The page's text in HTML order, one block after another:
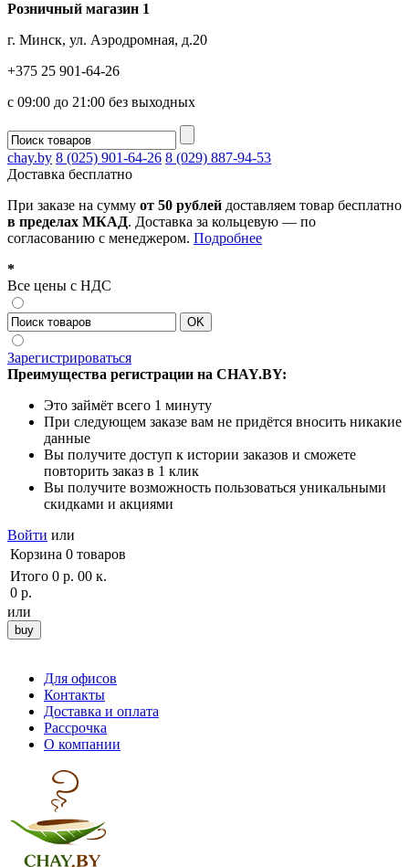
Розничный магазин 1
г. Минск, ул. Аэродромная, д.20
+375 25 901-64-26
с 09:00 до 21:00 без выходных
chay.by 8 (025) 901-64-26 8 (029) 887-94-53
Доставка бесплатно
При заказе на сумму от 50 рублей доставляем товар бесплатно
в пределах МКАД. Доставка за кольцевую — по
согласованию с менеджером. Подробнее
*
Все цены с НДС
Зарегистрироваться
Преимущества регистрации на CHAY.BY:
Это займёт всего 1 минуту
При следующем заказе вам не придётся вносить никакие
данные
Вы получите доступ к истории заказов и сможете
повторить заказ в 1 клик
Вы получите возможность пользоваться уникальными
скидками и акциями
Войти или
Корзина 0 товаров
Итого 0 р. 00 к.
0 р.
или
Для офисов
Контакты
Доставка и оплата
Рассрочка
О компании